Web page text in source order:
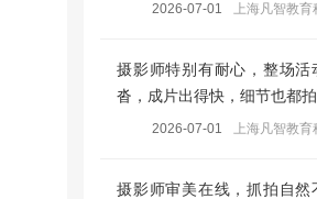
2026-07-01 上海凡智教
摄影师特别有耐心，整场活
沓，成片出得快，细节也都
2026-07-01 上海凡智教
摄影师审美在线，抓拍自然